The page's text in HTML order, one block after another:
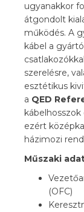
ugyanakkor
átgondolt
működés. A
kábel a
szerelésre,
esztétikus
a QED
ezért
házimozi
Műszaki
(OFC)